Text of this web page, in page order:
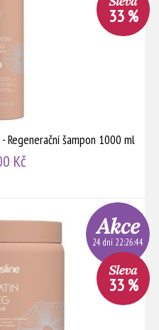
Regenerační šampon 1000 ml
Kč
33 %
24 dní 22:26:44
33 %